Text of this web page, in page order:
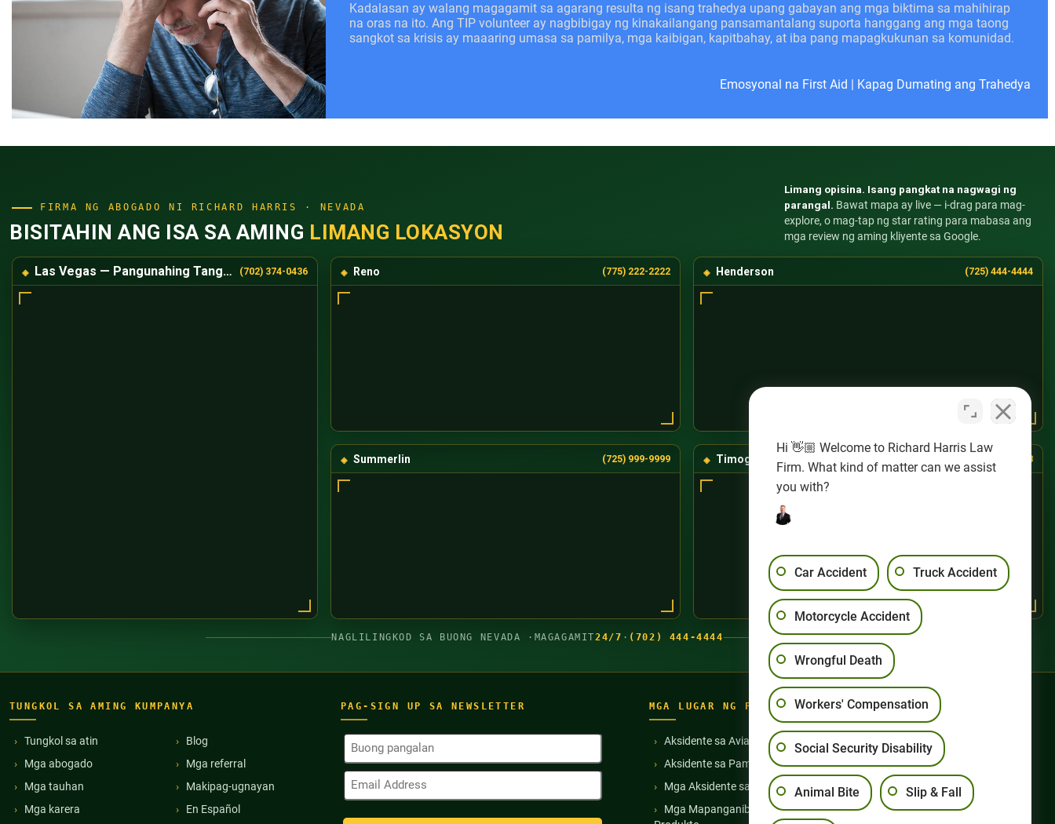
Kadalasan ay walang magagamit sa agarang resulta ng isang trahedya upang gabayan ang mga biktima sa mahihirap
na oras na ito. Ang TIP volunteer ay nagbibigay ng kinakailangang pansamantalang suporta hanggang ang mga taong
sangkot sa krisis ay maaaring umasa sa pamilya, mga kaibigan, kapitbahay, at iba pang mapagkukunan sa komunidad.
Emosyonal na First Aid Kapag Dumating ang Trahedya
FIRMA NG ABOGADO NI RICHARD HARRIS · NEVADA
BISITAHIN ANG ISA SA AMING LIMANG LOKASYON
Limang opisina. Isang pangkat na nagwagi ng
parangal. Bawat mapa ay live — i-drag para mag-
explore, o mag-tap ng star rating para mabasa ang
mga review ng aming kliyente sa Google.
Las Vegas — Pangunahing Tanggapan (702) 374-0436 Reno (775) 222-2222 Henderson (725) 444-4444
Summerlin (725) 999-9999 Timog-Kanlurang Las Vegas (725) 888-8888
NAGLILINGKOD SA BUONG NEVADA · MAGAGAMIT24/7 · (702) 444-4444
TUNGKOL SA AMING KUMPANYA
Tungkol sa atin
Mga abogado
Mga tauhan
Mga karera
Blog
Mga referral
Makipag-ugnayan
En Español
PAG-SIGN UP SA NEWSLETTER
Buong
Pangalan
(Kinakailangan)
Email
Address
MGA LUGAR NG PAGSASANAY
Aksidente sa Aviation
Aksidente sa Pamamangka
Mga Aksidente sa Bus
Mga Mapanganib na Gamot at
Aksidente sa Motorsiklo
Pang-aabuso sa Nursing Home
Mga Aksidente sa Semi Truck
Slip at Talon
Hi 👋🏼 Welcome to Richard Harris Law
Firm. What kind of matter can we assist
you with?
Car Accident Truck Accident
Motorcycle Accident
Wrongful Death
Workers' Compensation
Social Security Disability
Animal Bite Slip & Fall